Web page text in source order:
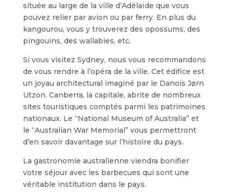
située au large de la ville d’Adélaïde que vous
pouvez relier par avion ou par ferry. En plus du
kangourou, vous y trouverez des opossums, des
pingouins, des wallabies, etc.
Si vous visitez Sydney, nous vous recommandons
de vous rendre à l’opéra de la ville. Cet édifice est
un joyau architectural imaginé par le Danois Jørn
Utzon. Canberra, la capitale, abrite de nombreux
sites touristiques comptés parmi les patrimoines
nationaux. Le “National Museum of Australia” et
le “Australian War Memorial” vous permettront
d’en savoir davantage sur l’histoire du pays.
La gastronomie australienne viendra bonifier
votre séjour avec les barbecues qui sont une
véritable institution dans le pays.